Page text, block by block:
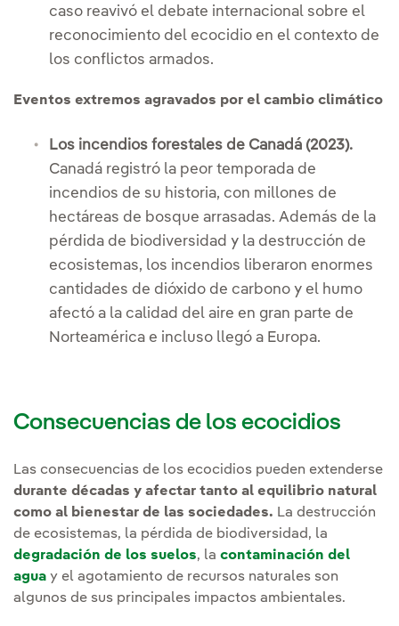
caso reavivó el debate internacional sobre el
reconocimiento del ecocidio en el contexto de
los conflictos armados.
Eventos extremos agravados por el cambio climático
Los incendios forestales de Canadá (2023).
Canadá registró la peor temporada de
incendios de su historia, con millones de
hectáreas de bosque arrasadas. Además de la
pérdida de biodiversidad y la destrucción de
ecosistemas, los incendios liberaron enormes
cantidades de dióxido de carbono y el humo
afectó a la calidad del aire en gran parte de
Norteamérica e incluso llegó a Europa.
Consecuencias de los ecocidios
Las consecuencias de los ecocidios pueden extenderse
durante décadas y afectar tanto al equilibrio natural
como al bienestar de las sociedades. La destrucción
de ecosistemas, la pérdida de biodiversidad, la
degradación de los suelos, la contaminación del
agua y el agotamiento de recursos naturales son
algunos de sus principales impactos ambientales.